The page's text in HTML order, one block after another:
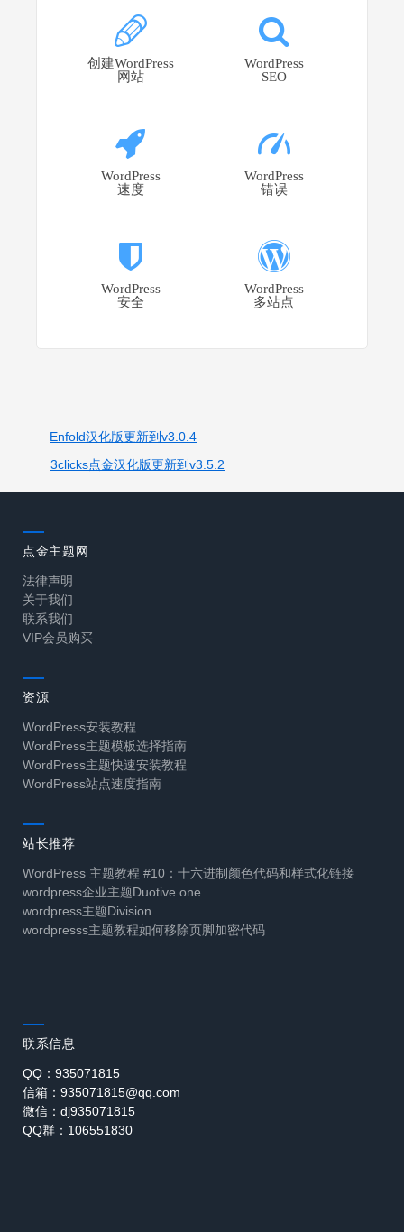
创建WordPress
网站
WordPress
SEO
WordPress
速度
WordPress
错误
WordPress
安全
WordPress
多站点
Enfold汉化版更新到v3.0.4
3clicks点金汉化版更新到v3.5.2
点金主题网
法律声明
关于我们
联系我们
VIP会员购买
资源
WordPress安装教程
WordPress主题模板选择指南
WordPress主题快速安装教程
WordPress站点速度指南
站长推荐
WordPress 主题教程 #10：十六进制颜色代码和样式化链接
wordpress企业主题Duotive one
wordpress主题Division
wordpresss主题教程如何移除页脚加密代码
联系信息
QQ：935071815
信箱：935071815@qq.com
微信：dj935071815
QQ群：106551830